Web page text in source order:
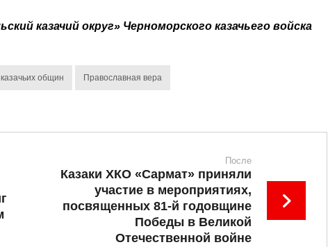
казачий округ» Черноморского казачьего войска
общин Православная вера
После
Казаки ХКО «Сармат» приняли
участие в мероприятиях,
посвященных 81-й годовщине
Победы в Великой
Отечественной войне